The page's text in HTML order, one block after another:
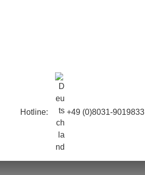
Hotline: +49 (0)8031-9019833